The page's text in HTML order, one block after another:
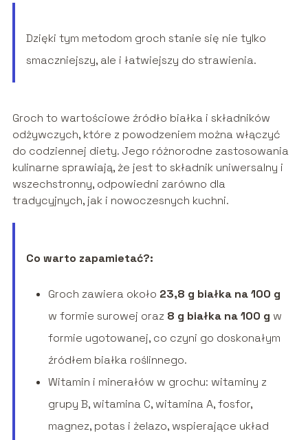
Dzięki tym metodom groch stanie się nie tylko
smaczniejszy, ale i łatwiejszy do strawienia.
Groch to wartościowe źródło białka i składników
odżywczych, które z powodzeniem można włączyć
do codziennej diety. Jego różnorodne zastosowania
kulinarne sprawiają, że jest to składnik uniwersalny i
wszechstronny, odpowiedni zarówno dla
tradycyjnych, jak i nowoczesnych kuchni.
Co warto zapamietać?:
Groch zawiera około 23,8 g białka na 100 g
w formie surowej oraz 8 g białka na 100 g w
formie ugotowanej, co czyni go doskonałym
źródłem białka roślinnego.
Witamin i minerałów w grochu: witaminy z
grupy B, witamina C, witamina A, fosfor,
magnez, potas i żelazo, wspierające układ